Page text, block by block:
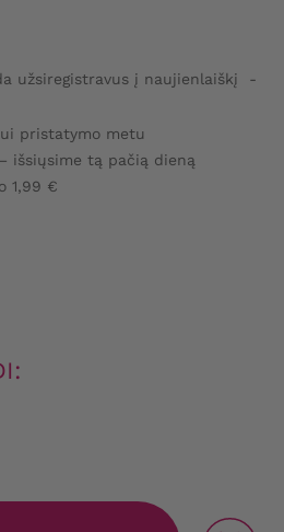
užsiregistravus į naujienlaiškį -
pristatymo metu
išsiųsime tą pačią dieną
1,99 €